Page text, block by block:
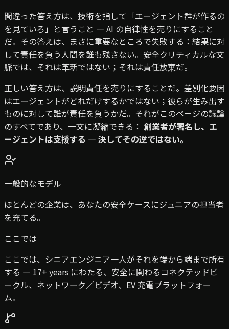
間違った答え方は、技術を指して「エージェント群が作るの
を見ていろ」と言うこと — AI の自律性を売りにすること
だ。その答えは、まさに重要なところで失敗する：結果に対
して責任を負う人間を誰も残さない。安全クリティカルな文
脈では、それは革新ではない；それは責任放棄だ。
正しい答え方は、説明責任を売りにすることだ。差別化要因
はエージェントがどれだけするかではない；彼らが生み出す
ものに対して誰が責任を負うかだ。それがこのページの議論
のすべてであり、一文に凝縮できる： 創業者が署名し、エ
ージェントは支援する — 決してその逆ではない。
一般的なモデル
ほとんどの企業は、あなたの安全ケースにジュニアの担当者
を充てる。
ここでは
ここでは、シニアエンジニア一人がそれを端から端まで所有
する — 17+ years にわたる、安全に関わるコネクテッドビ
ークル、ネットワーク／ビデオ、EV 充電プラットフォー
ム。